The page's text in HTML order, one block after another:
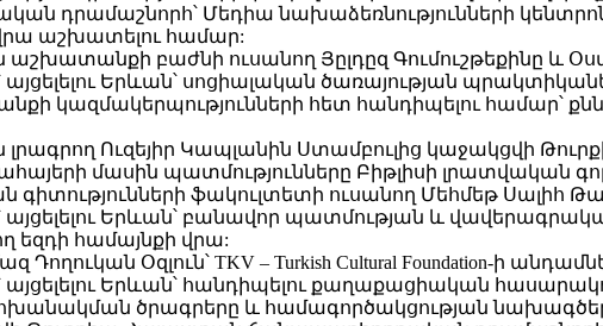
դրամաշնորհ՝ Մեդիա նախաձեռնությունների
աշխատելու համար:
բաժնի ուսանող Յըլդըզ Գումուշթեքինը և
Երևան՝ սոցիալական ծառայության
կազմակերպությունների հետ հանդիպելու համար՝
լրագրող Ուզեյիր Կապլանին Ստամբուլից կաջակցվի
մասին պատմությունները Բիթլիսի լրատվական
ֆակուլտետի ուսանող Մեհմեթ Սալիհ
Երևան՝ բանավոր պատմության և
եզդի համայնքի վրա:
Դողուկան Օզլուն՝ TKV – Turkish Cultural Foundation-ի
Երևան՝ հանդիպելու քաղաքացիական
ծրագրերը և համագործակցության